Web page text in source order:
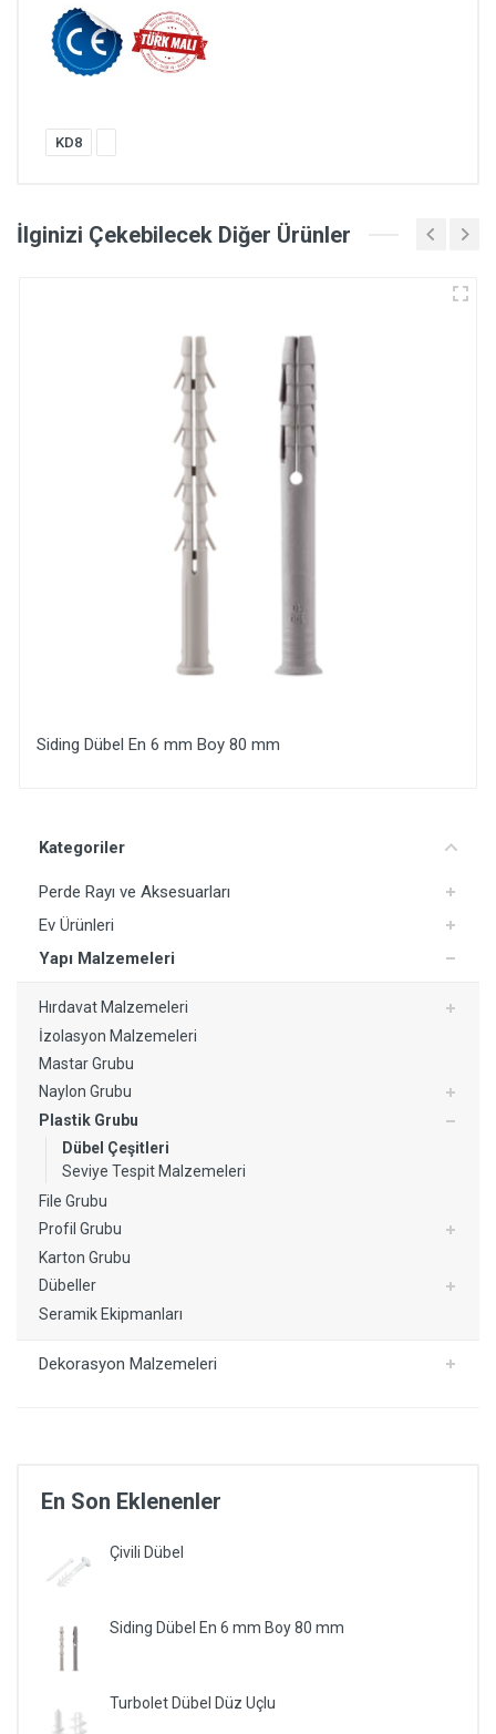
Kategoriler
Perde Rayı ve Aksesuarları
Ev Ürünleri
Yapı Malzemeleri
Hırdavat Malzemeleri
İzolasyon Malzemeleri
Mastar Grubu
Naylon Grubu
Plastik Grubu
Dübel Çeşitleri
Seviye Tespit Malzemeleri
File Grubu
Profil Grubu
Karton Grubu
Dübeller
Seramik Ekipmanları
Dekorasyon Malzemeleri
En Son Eklenenler
Çivili Dübel
Siding Dübel En 6 mm Boy 80 mm
Turbolet Dübel Düz Uçlu
KD8
İlginizi Çekebilecek Diğer Ürünler
Siding Dübel En 6 mm Boy 80 mm